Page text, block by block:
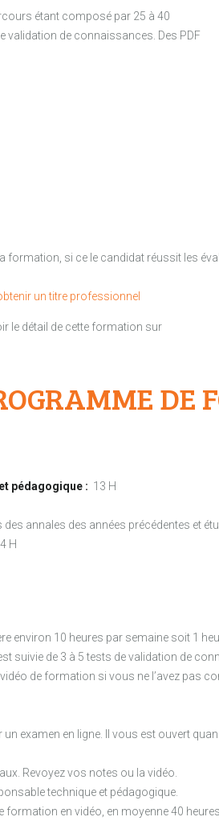
étant composé par 25 à 40
validation de connaissances. Des PDF
formation, si ce le candidat réussit les
un titre professionnel
le détail de cette formation sur
DE
pédagogique : 13 H
annales des années précédentes et
4 H
environ 10 heures par semaine soit 1
suivie de 3 à 5 tests de validation de
de formation si vous ne l’avez pas
examen en ligne. Il vous est ouvert
Revoyez vos notes ou la vidéo.
technique et pédagogique.
en vidéo, en moyenne 40